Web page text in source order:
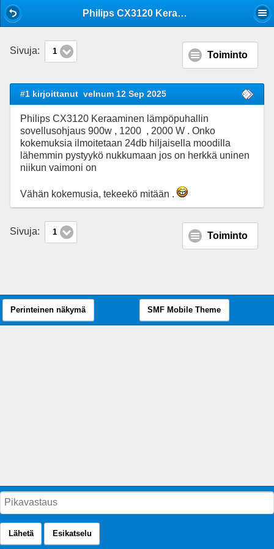
Philips CX3120 Keraaminen lämpöpuhallin sovellusohjaus 2000 W
Sivuja: 1 Toiminto
#1 kirjoittanut velnum 12 Sep 2025
Philips CX3120 Keraaminen lämpöpuhallin
sovellusohjaus 900w , 1200 , 2000 W . Onko
kokemuksia ilmoitetaan 24db hiljaisella moodilla
lähemmin pystyykö nukkumaan jos on herkkä uninen
niikun vaimoni on
Vähän kokemusia, tekeekö mitään .
Sivuja: 1 Toiminto
Lähetä Esikatselu
Perinteinen näkymä SMF Mobile Theme